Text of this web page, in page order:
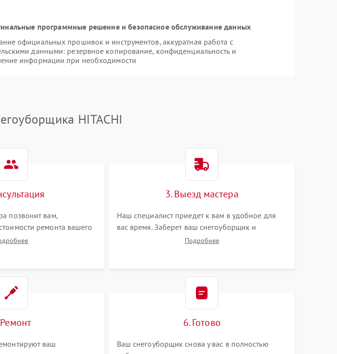
программные решение и безопасное обслуживание данных
официальных прошивок и инструментов, аккуратная работа с
данными: резервное копирование, конфиденциальность и
информации при необходимости
HITACHI
позвонит вам,
ремонта вашего
ответит на все ваши
3. Выезд мастера
Наш специалист приедет к вам в удобное для
вас время. Заберет ваш снегоуборщик и
привезет на склад для диагностики.
Подробнее
ваш
6. Готово
Ваш снегоуборщик снова у вас в полностью